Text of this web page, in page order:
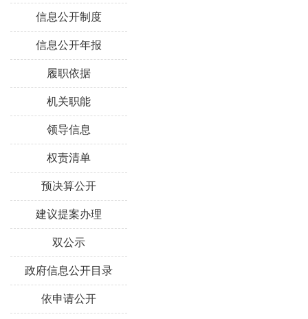
信息公开制度
信息公开年报
履职依据
机关职能
领导信息
权责清单
预决算公开
建议提案办理
双公示
政府信息公开目录
依申请公开